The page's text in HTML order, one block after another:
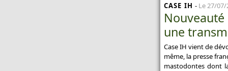
CASE IH - Le 27/07/
une
Case IH vient de
même, la presse
mastodontes dont